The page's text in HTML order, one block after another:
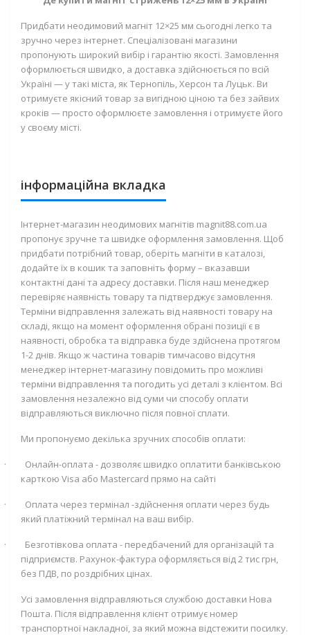
Придбати неодимовий магніт 12×25 мм сьогодні легко та
зручно через інтернет. Спеціалізовані магазини
пропонують широкий вибір і гарантію якості. Замовлення
оформлюється швидко, а доставка здійснюється по всій
Україні — у такі міста, як Тернопіль, Херсон та Луцьк. Ви
отримуєте якісний товар за вигідною ціною та без зайвих
кроків — просто оформлюєте замовлення і отримуєте його
у своєму місті.
інформаційна вкладка
Інтернет-магазин неодимових магнітів magnit88.com.ua
пропонує зручне та швидке оформлення замовлення. Щоб
придбати потрібний товар, оберіть магніти в каталозі,
додайте їх в кошик та заповніть форму – вказавши
контактні дані та адресу доставки. Після наш менеджер
перевіряє наявність товару та підтверджує замовлення.
Терміни відправлення залежать від наявності товару на
складі, якщо на момент оформлення обрані позиції є в
наявності, обробка та відправка буде здійснена протягом
1-2 днів. Якщо ж частина товарів тимчасово відсутня
менеджер інтернет-магазину повідомить про можливі
терміни відправлення та погодить усі деталі з клієнтом. Всі
замовлення незалежно від суми чи способу оплати
відправляються виключно після повної сплати.
Ми пропонуємо декілька зручних способів оплати:
·
Онлайн-оплата - дозволяє швидко оплатити банківською
карткою Visa або Mastercard прямо на сайті
·
Оплата через термінал -здійснення оплати через будь
який платіжний термінал на ваш вибір.
·
Безготівкова оплата - передбачений для організацій та
підприємств. Рахунок-фактура оформляється від 2 тис грн,
без ПДВ, по роздрібних цінах.
Усі замовлення відправляються службою доставки Нова
Пошта. Після відправлення клієнт отримує номер
транспортної накладної, за який можна відстежити посилку.